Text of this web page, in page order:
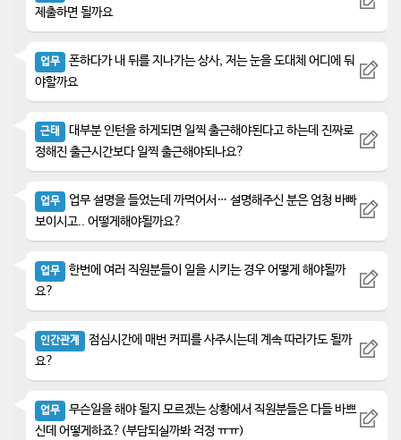
제출하면 될까요
업무
폰하다가 내 뒤를 지나가는 상사, 저는 눈을 도대체 어디에 둬
야할까요
근태
대부분 인턴을 하게되면 일찍 출근해야된다고 하는데 진짜로
정해진 출근시간보다 일찍 출근해야되나요?
업무
업무 설명을 들었는데 까먹어서… 설명해주신 분은 엄청 바빠
보이시고.. 어떻게해야될까요?
업무
한번에 여러 직원분들이 일을 시키는 경우 어떻게 해야될까
요?
인간관계
점심시간에 매번 커피를 사주시는데 계속 따라가도 될까
요?
업무
무슨일을 해야 될지 모르겠는 상황에서 직원분들은 다들 바쁘
신데 어떻게하죠?(부담되실까봐 걱정 ㅠㅠ)